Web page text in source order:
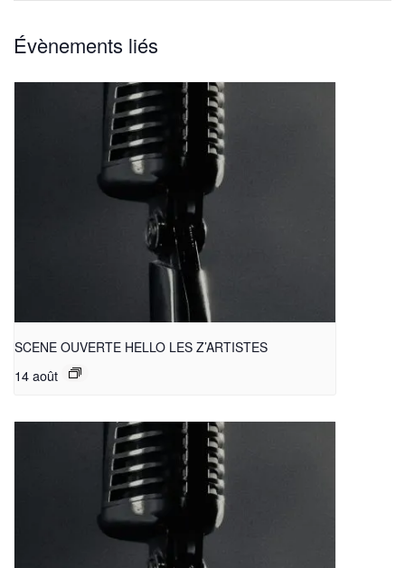
Évènements liés
SCENE OUVERTE HELLO LES Z’ARTISTES
14 août